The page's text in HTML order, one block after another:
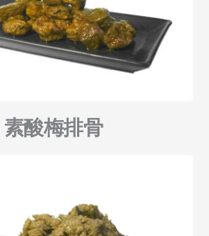
素酸梅排骨